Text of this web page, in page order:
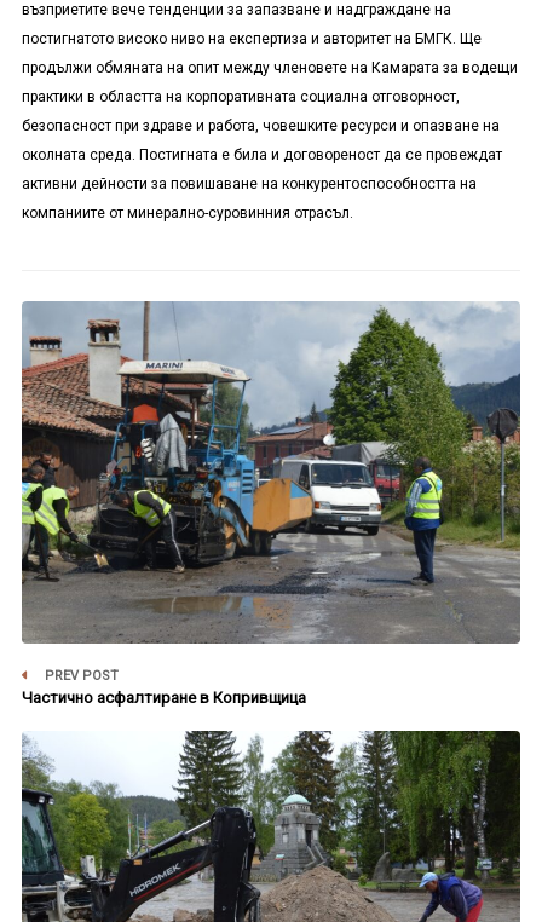
възприетите вече тенденции за запазване и надграждане на
постигнатото високо ниво на експертиза и авторитет на БМГК. Ще
продължи обмяната на опит между членовете на Камарата за водещи
практики в областта на корпоративната социална отговорност,
безопасност при здраве и работа, човешките ресурси и опазване на
околната среда. Постигната е била и договореност да се провеждат
активни дейности за повишаване на конкурентоспособността на
компаниите от минерално-суровинния отрасъл.
PREV POST
Частично асфалтиране в Копривщица